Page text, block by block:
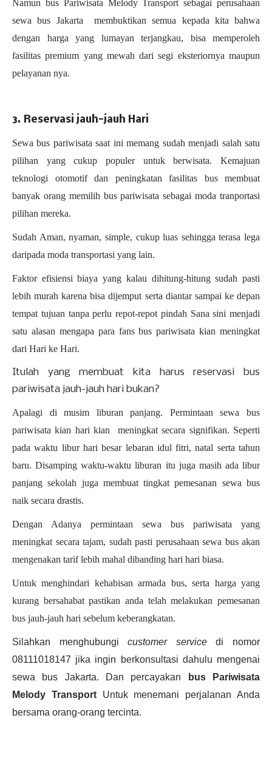
Namun
bus Pariwisata Melody Transport sebagai perusahaan
sewa bus Jakarta membuktikan semua kepada kita bahwa
dengan harga yang lumayan terjangkau, bisa memperoleh
fasilitas premium yang mewah dari segi eksteriornya maupun
pelayanan nya.
3. Reservasi jauh-jauh Hari
Sewa bus pariwisata saat ini memang sudah menjadi salah satu
pilihan yang cukup populer untuk berwisata. Kemajuan
teknologi otomotif dan peningkatan fasilitas bus membuat
banyak orang memilih bus pariwisata sebagai moda tranportasi
pilihan mereka.
Sudah Aman, nyaman, simple, cukup luas sehingga terasa lega
daripada moda transportasi yang lain.
Faktor efisiensi biaya yang kalau dihitung-hitung sudah pasti
lebih murah karena bisa dijemput serta diantar sampai ke depan
tempat tujuan tanpa perlu repot-repot pindah Sana sini menjadi
satu alasan mengapa para fans bus pariwisata kian meningkat
dari Hari ke Hari.
Itulah yang membuat kita harus reservasi bus
pariwisata jauh-jauh hari bukan?
Apalagi di musim liburan panjang. Permintaan sewa bus
pariwisata kian hari kian meningkat secara signifikan. Seperti
pada waktu libur hari besar lebaran idul fitri, natal serta tahun
baru. Disamping waktu-waktu liburan itu juga masih ada libur
panjang sekolah juga membuat tingkat pemesanan sewa bus
naik secara drastis.
Dengan Adanya permintaan sewa bus pariwisata yang
meningkat secara tajam, sudah pasti perusahaan sewa bus akan
mengenakan tarif lebih mahal dibanding hari hari biasa.
Untuk menghindari kehabisan armada bus, serta harga yang
kurang bersahabatpastikan anda telah melakukan pemesanan
bus jauh-jauh hari sebelum keberangkatan.
Silahkan menghubungicustomer servicedi nomor
08111018147 jika ingin berkonsultasi dahulu mengenai
sewa bus Jakarta. Dan percayakan
bus Pariwisata
Melody Transport Untuk menemani perjalanan Anda
bersama orang-orang tercinta.